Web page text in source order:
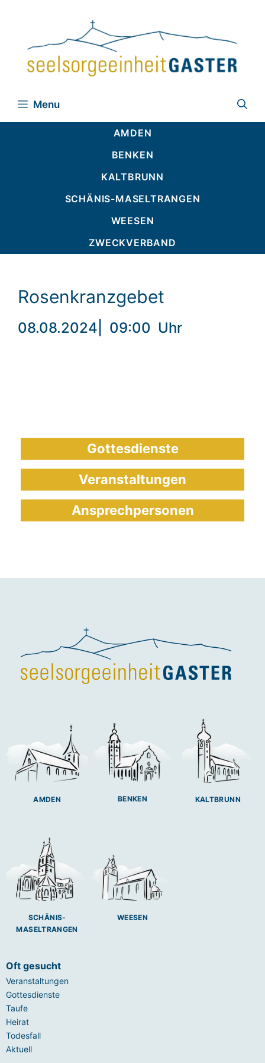
Menu
AMDEN
BENKEN
KALTBRUNN
SCHÄNIS-MASELTRANGEN
WEESEN
ZWECKVERBAND
Rosenkranzgebet
08.08.2024 09:00 Uhr
Gottesdienste
Veranstaltungen
Ansprechpersonen
AMDEN BENKEN KALTBRUNN
SCHÄNIS-
MASELTRANGEN
WEESEN
Oft gesucht
Veranstaltungen
Gottesdienste
Taufe
Heirat
Todesfall
Aktuell